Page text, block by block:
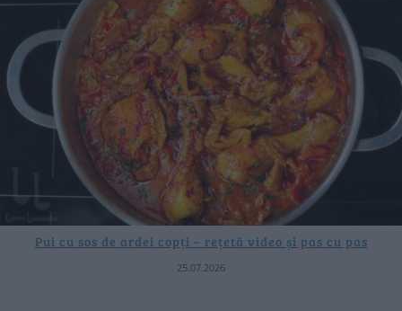
Pui cu sos de ardei copți – rețetă video și pas cu pas
25.07.2026